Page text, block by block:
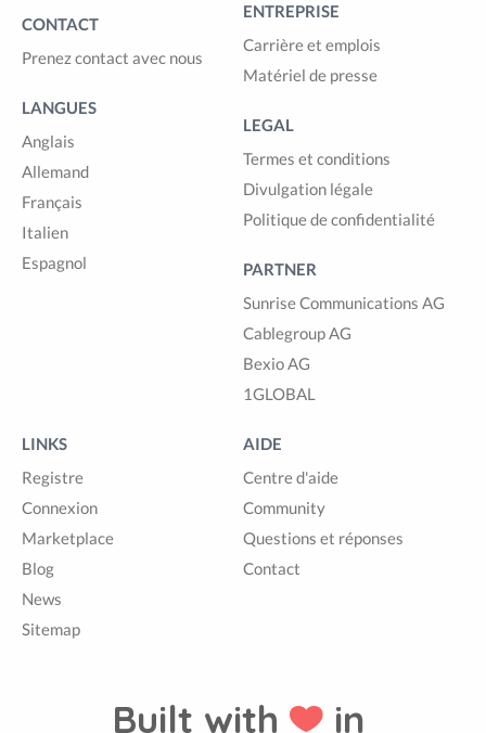
CONTACT
Prenez contact avec nous
LANGUES
Anglais
Allemand
Français
Italien
Espagnol
ENTREPRISE
Carrière et emplois
Matériel de presse
LEGAL
Termes et conditions
Divulgation légale
Politique de confidentialité
PARTNER
Sunrise Communications AG
Cablegroup AG
Bexio AG
1GLOBAL
LINKS
Registre
Connexion
Marketplace
Blog
News
Sitemap
AIDE
Centre d'aide
Community
Questions et réponses
Contact
Built with in